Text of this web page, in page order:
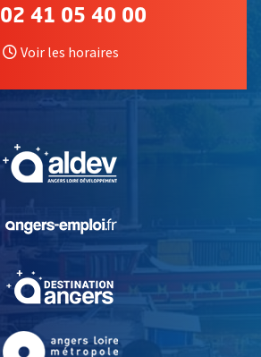
02 41 05 40 00
Voir les horaires
, Ouvre une nouvelle
, Ouvre une nouvelle